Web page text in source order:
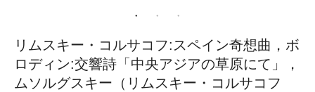
リムスキー・コルサコフ:スペイン奇想曲，ボ
ロディン:交響詩「中央アジアの草原にて」，
ムソルグスキー（リムスキー・コルサコフ